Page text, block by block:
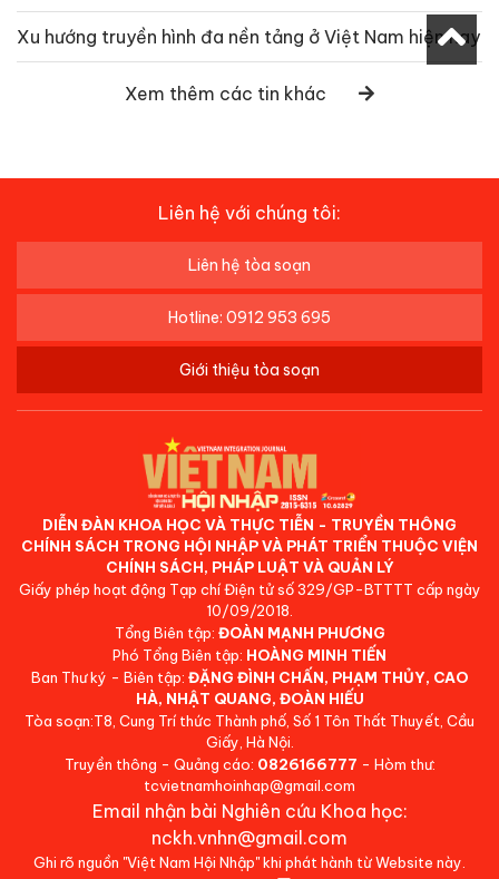
Xu hướng truyền hình đa nền tảng ở Việt Nam hiện nay
Xem thêm các tin khác
Liên hệ với chúng tôi:
Liên hệ tòa soạn
Hotline: 0912 953 695
Giới thiệu tòa soạn
DIỄN ĐÀN KHOA HỌC VÀ THỰC TIỄN - TRUYỀN THÔNG
CHÍNH SÁCH TRONG HỘI NHẬP VÀ PHÁT TRIỂN THUỘC VIỆN
CHÍNH SÁCH, PHÁP LUẬT VÀ QUẢN LÝ
Giấy phép hoạt động Tạp chí Điện tử số 329/GP-BTTTT cấp ngày
10/09/2018.
Tổng Biên tập: ĐOÀN MẠNH PHƯƠNG
Phó Tổng Biên tập: HOÀNG MINH TIẾN
Ban Thư ký - Biên tập: ĐẶNG ĐÌNH CHẤN, PHẠM THỦY, CAO
HÀ, NHẬT QUANG, ĐOÀN HIẾU
Tòa soạn:T8, Cung Trí thức Thành phố, Số 1 Tôn Thất Thuyết, Cầu
Giấy, Hà Nội.
Truyền thông - Quảng cáo: 0826166777 - Hòm thư:
tcvietnamhoinhap@gmail.com
Email nhận bài Nghiên cứu Khoa học:
nckh.vnhn@gmail.com
Ghi rõ nguồn "Việt Nam Hội Nhập" khi phát hành từ Website này.